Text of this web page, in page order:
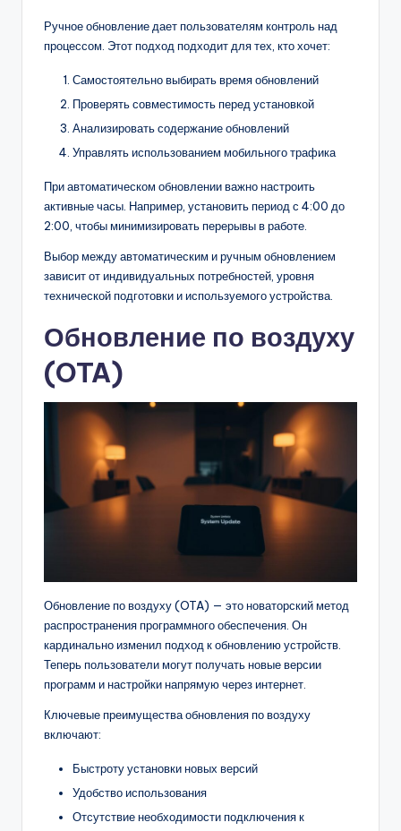
Ручное обновление дает пользователям контроль над
процессом. Этот подход подходит для тех, кто хочет:
Самостоятельно выбирать время обновлений
Проверять совместимость перед установкой
Анализировать содержание обновлений
Управлять использованием мобильного трафика
При автоматическом обновлении важно настроить
активные часы. Например, установить период с 4:00 до
2:00, чтобы минимизировать перерывы в работе.
Выбор между автоматическим и ручным обновлением
зависит от индивидуальных потребностей, уровня
технической подготовки и используемого устройства.
Обновление по воздуху
(OTA)
Обновление по воздуху (OTA) — это новаторский метод
распространения программного обеспечения. Он
кардинально изменил подход к обновлению устройств.
Теперь пользователи могут получать новые версии
программ и настройки напрямую через интернет.
Ключевые преимущества обновления по воздуху
включают:
Быстроту установки новых версий
Удобство использования
Отсутствие необходимости подключения к